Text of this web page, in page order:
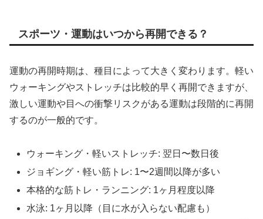
スポーツ・運動はいつから再開できる？
運動の再開時期は、種目によって大きく変わります。軽い
ウォーキングやストレッチは比較的早く再開できますが、
激しい運動や目への衝撃リスクがある運動は段階的に再開
するのが一般的です。
ウォーキング・軽いストレッチ: 翌日〜数日後
ジョギング・軽い筋トレ: 1〜2週間以降が多い
本格的な筋トレ・ランニング: 1ヶ月程度以降
水泳: 1ヶ月以降（目に水が入らない配慮も）